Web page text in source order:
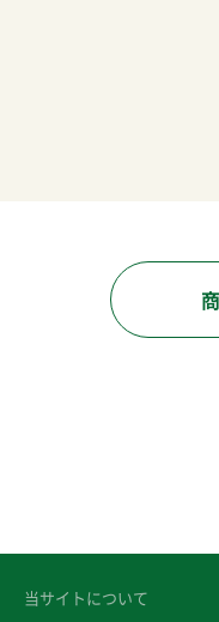
当サイトについて